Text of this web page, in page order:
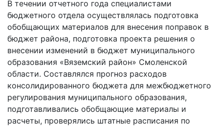
В течении отчетного года специалистами
бюджетного отдела осуществлялась подготовка
обобщающих материалов для внесения поправок в
бюджет района, подготовка проекта решения о
внесении изменений в бюджет муниципального
образования «Вяземский район» Смоленской
области. Составлялся прогноз расходов
консолидированного бюджета для межбюджетного
регулирования муниципального образования,
подготавливались обобщающие материалы и
расчеты, проверялись штатные расписания по